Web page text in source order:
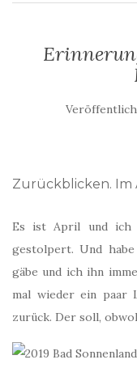
Zurückblicken. Im
Es ist April und ich
gestolpert. Und
gäbe und ich ihn
mal wieder ein paar
zurück. Der soll,